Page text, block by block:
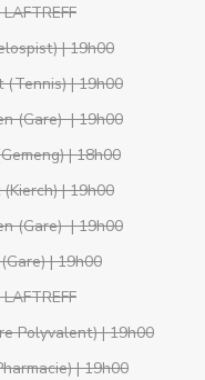
| 19h00
| 19h00
(Gare) | 19h00
| 18h00
| 19h00
(Gare) | 19h00
| 19h00
Polyvalent) | 19h00
| 19h00